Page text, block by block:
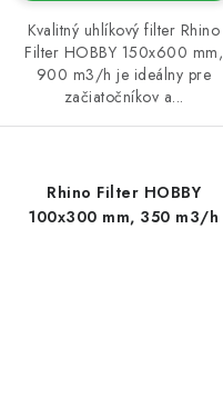
Kvalitný uhlíkový filter Rhino
Filter HOBBY 150x600 mm,
900 m3/h je ideálny pre
začiatočníkov a...
Rhino Filter HOBBY
100x300 mm, 350 m3/h